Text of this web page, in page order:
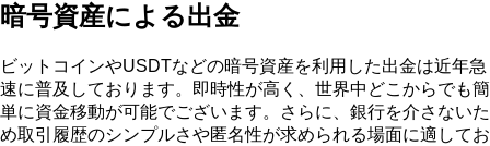
暗号資産による出金
ビットコインやUSDTなどの暗号資産を利用した出金は近年急
速に普及しております。即時性が高く、世界中どこからでも簡
単に資金移動が可能でございます。さらに、銀行を介さないた
め取引履歴のシンプルさや匿名性が求められる場面に適してお